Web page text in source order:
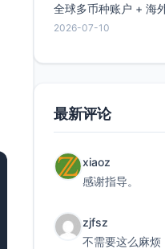
2026-07-10
最新评论
xiaoz
感谢指导。
zjfsz